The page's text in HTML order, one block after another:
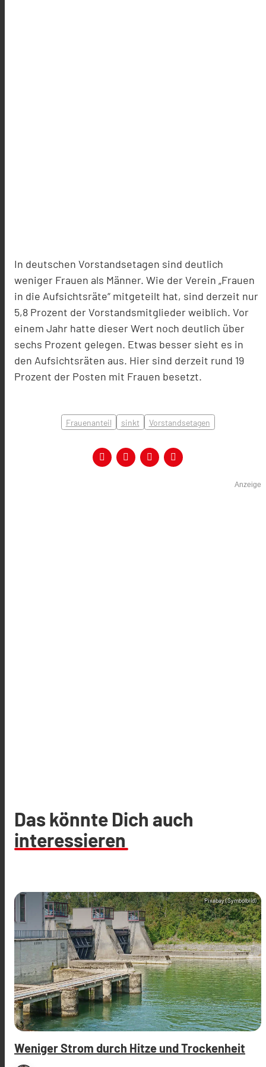
In deutschen Vorstandsetagen sind deutlich
weniger Frauen als Männer. Wie der Verein „Frauen
in die Aufsichtsräte“ mitgeteilt hat, sind derzeit nur
5,8 Prozent der Vorstandsmitglieder weiblich. Vor
einem Jahr hatte dieser Wert noch deutlich über
sechs Prozent gelegen. Etwas besser sieht es in
den Aufsichtsräten aus. Hier sind derzeit rund 19
Prozent der Posten mit Frauen besetzt.
Frauenanteil sinkt Vorstandsetagen
Anzeige
Das könnte Dich auch
interessieren
Pixabay (Symbolbild)
Weniger Strom durch Hitze und Trockenheit